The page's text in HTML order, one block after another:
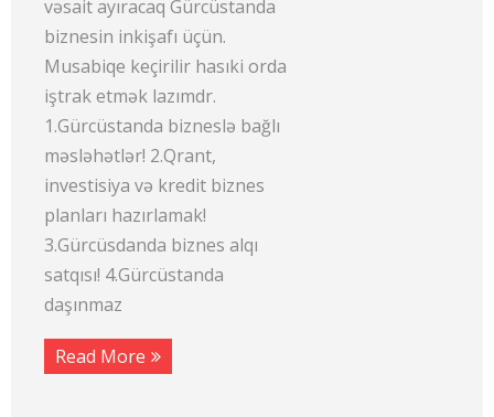
vəsait ayıracaq Gürcüstanda
biznesin inkişafı üçün.
Musabiqe keçirilir hasıki orda
iştrak etmək lazımdr.
1.Gürcüstanda bizneslə bağlı
məsləhətlər! 2.Qrant,
investisiya və kredit biznes
planları hazırlamak!
3.Gürcüsdanda biznes alqı
satqısı! 4.Gürcüstanda
daşınmaz
Read More